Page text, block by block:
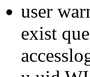
user
exist